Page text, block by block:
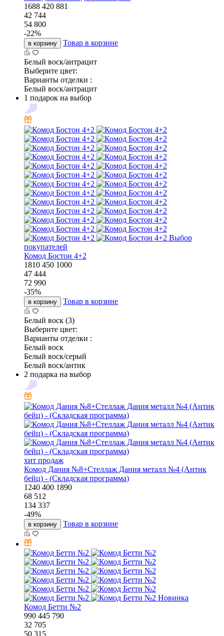
1688 420 881
42 744
54 800
-22%
в корзину Товар в корзине
Белый воск/антрацит
Выберите цвет:
Варианты отделки :
Белый воск/антрацит
1 подарок на выбор
Выбор
покупателей
Комод Бостон 4+2
1810 450 1000
47 444
72 990
-35%
в корзину Товар в корзине
Белый воск (3)
Выберите цвет:
Варианты отделки :
Белый воск
Белый воск/серый
Белый воск/антик
2 подарка на выбор
хит продаж
Комод Дания №8+Стеллаж Дания металл №4 (Антик
бейц) - (Складская программа)
1240 400 1890
68 512
134 337
-49%
в корзину Товар в корзине
Новинка
Комод Бетти №2
990 445 790
32 705
50 315